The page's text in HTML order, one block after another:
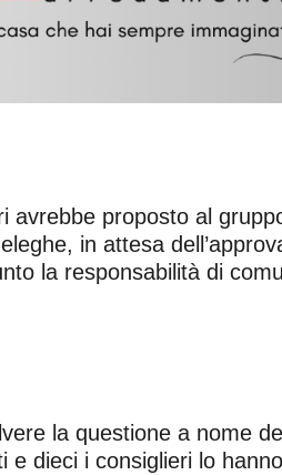
proposto al
in attesa
la responsabilità di
la questione a nome
dieci i consiglieri lo